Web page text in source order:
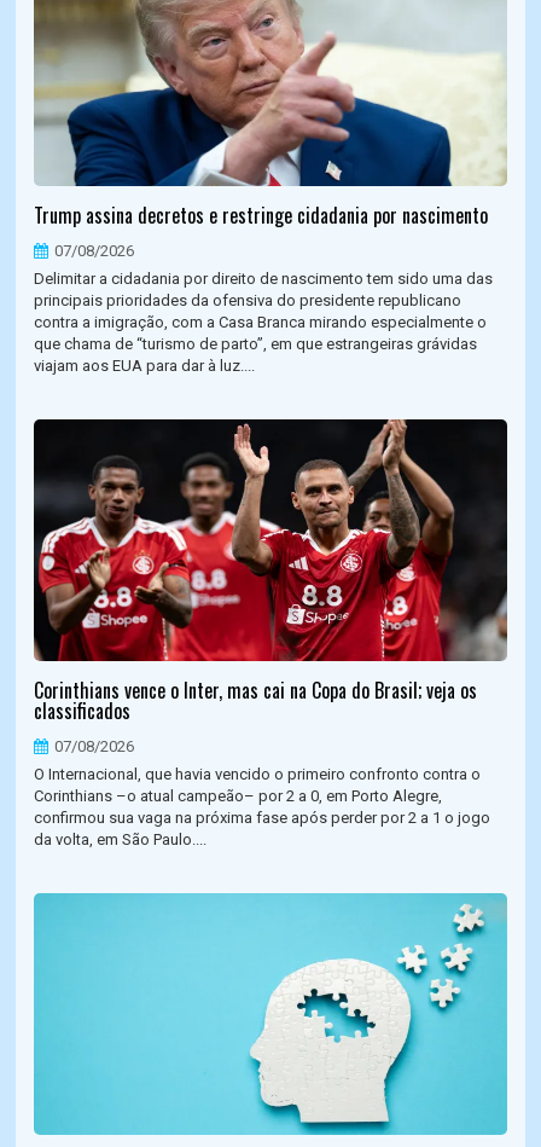
Trump assina decretos e restringe cidadania por nascimento
07/08/2026
Delimitar a cidadania por direito de nascimento tem sido uma das
principais prioridades da ofensiva do presidente republicano
contra a imigração, com a Casa Branca mirando especialmente o
que chama de “turismo de parto”, em que estrangeiras grávidas
viajam aos EUA para dar à luz....
Corinthians vence o Inter, mas cai na Copa do Brasil; veja os
classificados
07/08/2026
O Internacional, que havia vencido o primeiro confronto contra o
Corinthians –o atual campeão– por 2 a 0, em Porto Alegre,
confirmou sua vaga na próxima fase após perder por 2 a 1 o jogo
da volta, em São Paulo....